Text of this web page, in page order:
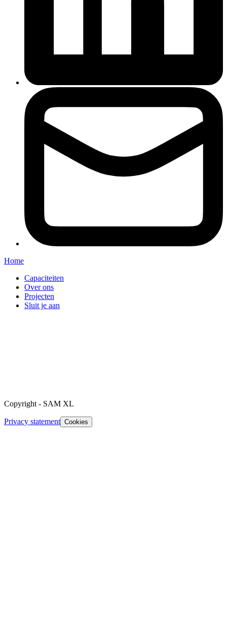
Home
Capaciteiten
Over ons
Projecten
Sluit je aan
Copyright - SAM XL
Privacy statement Cookies